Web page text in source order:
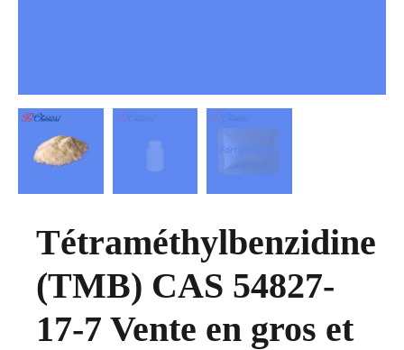
Tétraméthylbenzidine
(TMB) CAS 54827-
17-7 Vente en gros et